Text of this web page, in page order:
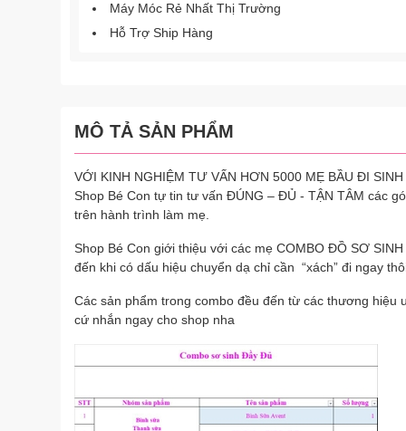
Máy Móc Rẻ Nhất Thị Trường
Hỗ Trợ Ship Hàng
MÔ TẢ SẢN PHẨM
VỚI KINH NGHIỆM TƯ VẤN HƠN 5000 MẸ BẦU ĐI
Shop Bé Con tự tin tư vấn ĐÚNG – ĐỦ - TẬN TÂM các
trên hành trình làm mẹ.
Shop Bé Con giới thiệu với các mẹ COMBO ĐỒ SƠ
đến khi có dấu hiệu chuyển dạ chỉ cần “xách” đi ngay
Các sản phẩm trong combo đều đến từ các thương
cứ nhắn ngay cho shop nha